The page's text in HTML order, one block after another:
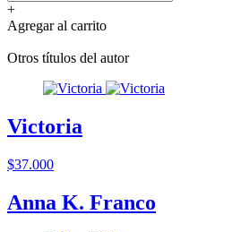
+
Agregar al carrito
Otros títulos del autor
Victoria
$37.000
Anna K. Franco